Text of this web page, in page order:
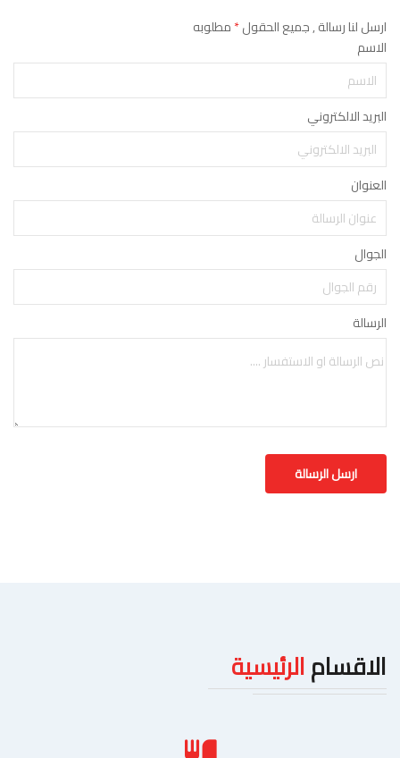
ارسل لنا رسالة , جميع الحقول*مطلوبه
الاسم
البريد الالكتروني
العنوان
الجوال
الرسالة
الاقسامالرئيسية